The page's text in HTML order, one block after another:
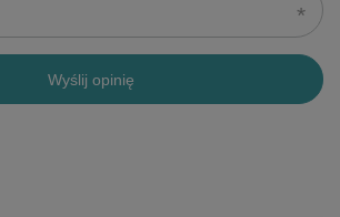
Wyślij opinię